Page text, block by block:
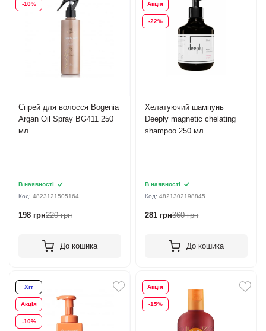
-10%
Спрей для волосся Bogenia
Argan Oil Spray BG411 250
мл
В наявності
Код: 4823121505164
198 грн220 грн
До кошика
Акція
-22%
Хелатуючий шампунь
Deeply magnetic chelating
shampoo 250 мл
В наявності
Код:4821302198845
281 грн360 грн
До кошика
Хіт
Акція
-10%
Акція
-15%